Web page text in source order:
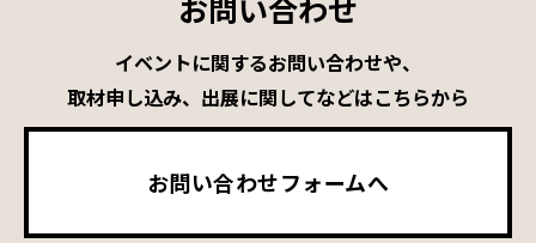
イベントに関するお問い合わせや、
取材申し込み、出展に関してなどはこちらから
お問い合わせフォームへ